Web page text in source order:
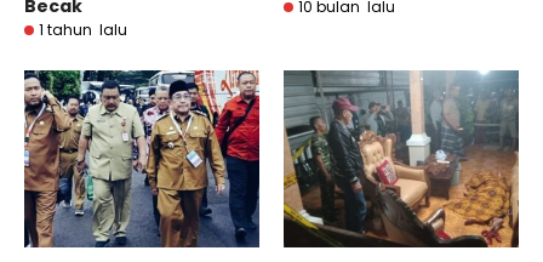
Becak
1 tahun lalu
10 bulan lalu